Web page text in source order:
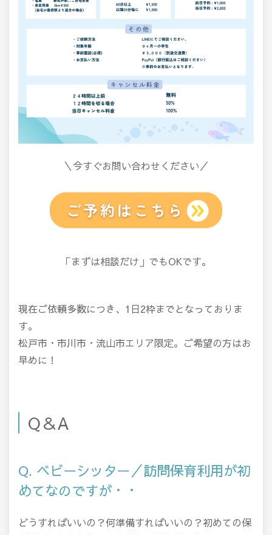
＼今すぐお問い合わせください／
「まずは相談だけ」でもOKです。
現在ご依頼多数につき、1日2枠までとなっておりま
す。
松戸市・市川市・流山市エリア限定。ご希望の方はお
早めに！
Q＆A
Q. ベビーシッター／訪問保育利用が初
めてなのですが・・
どうすればいいの？何準備すればいいの？初めての保